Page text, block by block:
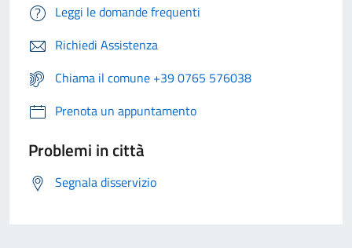
Leggi le domande frequenti
Richiedi Assistenza
Chiama il comune +39 0765 576038
Prenota un appuntamento
Problemi in città
Segnala disservizio